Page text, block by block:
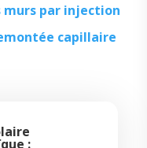
par injection
capillaire
: